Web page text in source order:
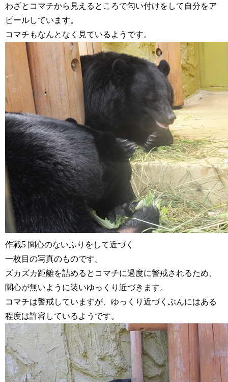
わざとコマチから見えるところで匂い付けをして自分をア
ピールしています。
コマチもなんとなく見ているようです。
作戦5 関心のないふりをして近づく
一枚目の写真のものです。
ズカズカ距離を詰めるとコマチに過度に警戒されるため、
関心が無いように装いゆっくり近づきます。
コマチは警戒していますが、ゆっくり近づくぶんにはある
程度は許容しているようです。